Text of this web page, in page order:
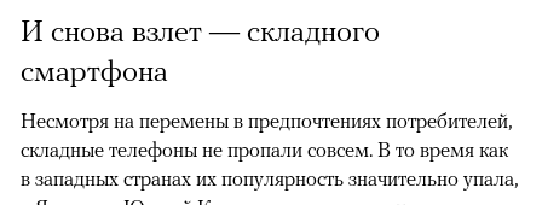
И снова взлет — складного
смартфона
Несмотря на перемены в предпочтениях потребителей,
складные телефоны не пропали совсем. В то время как
в западных странах их популярность значительно упала,